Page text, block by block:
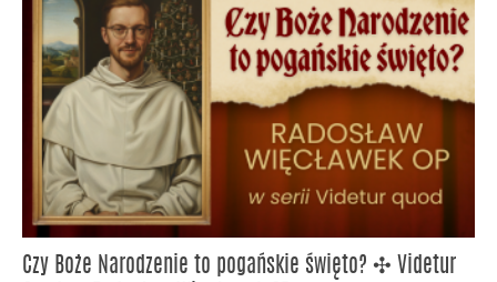
Czy Boże Narodzenie to pogańskie święto? ✣ Videtur